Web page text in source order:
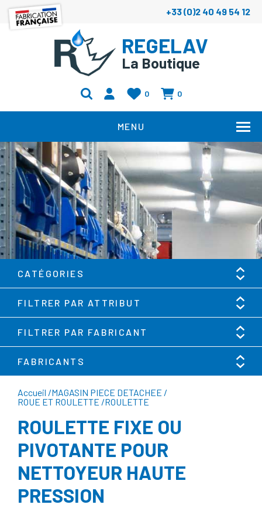
+33 (0)2 40 49 54 12
REGELAV
La Boutique
0 0
MENU
Accueil /MAGASIN PIECE DETACHEE /
ROUE ET ROULETTE /ROULETTE
CATÉGORIES
FILTRER PAR ATTRIBUT
FILTRER PAR FABRICANT
FABRICANTS
ROULETTE FIXE OU
PIVOTANTE POUR
NETTOYEUR HAUTE
PRESSION